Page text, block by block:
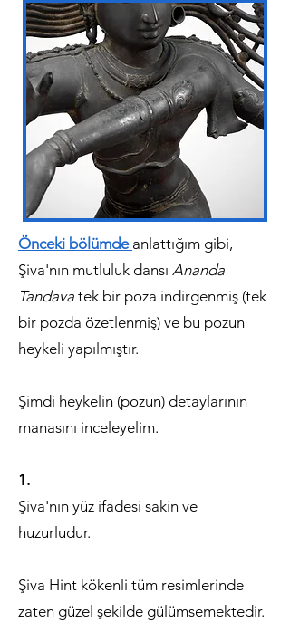
Önceki bölümde anlattığım gibi,
Şiva'nın mutluluk dansı Ananda
Tandava tek bir poza indirgenmiş (tek
bir pozda özetlenmiş) ve bu pozun
heykeli yapılmıştır.
Şimdi heykelin (pozun) detaylarının
manasını inceleyelim.
1.
Şiva'nın yüz ifadesi sakin ve
huzurludur.
Şiva Hint kökenli tüm resimlerinde
zaten güzel şekilde gülümsemektedir.